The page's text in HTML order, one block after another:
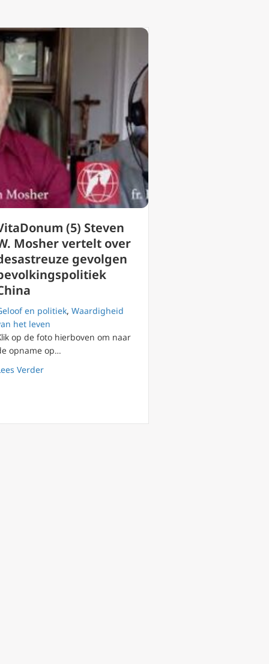
abortus nog niet genormaliseerd
(5) Steven
Mosher vertelt over
gevolgen
en politiek,Waardigheid
het leven
op de foto hierboven om naar
opname op…
Verderabout VitaDonum (5) Steven W. Mosher vertelt over